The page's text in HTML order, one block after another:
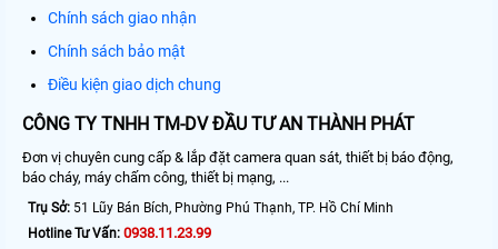
Chính sách giao nhận
Chính sách bảo mật
Điều kiện giao dịch chung
CÔNG TY TNHH TM-DV ĐẦU TƯ AN THÀNH PHÁT
Đơn vị chuyên cung cấp & lắp đặt camera quan sát, thiết bị báo động,
báo cháy, máy chấm công, thiết bị mạng, ...
Trụ Sở: 51 Lũy Bán Bích, Phường Phú Thạnh, TP. Hồ Chí Minh
Hotline Tư Vấn: 0938.11.23.99